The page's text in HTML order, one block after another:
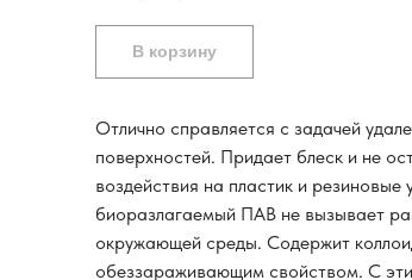
В корзину
Отлично справляется с задачей
поверхностей. Придает блеск и не
воздействия на пластик и резиновые
биоразлагаемый ПАВ не вызывает
окружающей среды. Содержит
обеззараживающим свойством. С